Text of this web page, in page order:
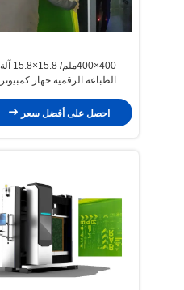
400×400ملم/ 15.8×15.8 آلة
الطباعة الرقمية جهاز كمبيوتر
1270dpi/2540dpi
احصل على أفضل سعر